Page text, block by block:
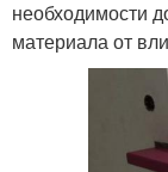
необходимости
материала от